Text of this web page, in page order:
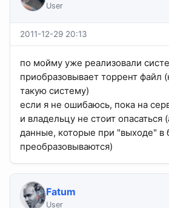
User
2011-12-29 20:13
по мойму уже реализовали
приобразовывает торрент файл
такую систему)
если я не ошибаюсь, пока на
и владельцу не стоит опасаться
данные, которые при "выходе" в
преобразовываются)
Fatum
User